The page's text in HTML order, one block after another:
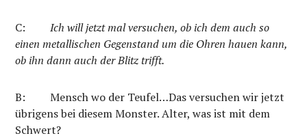
C:
Ich will jetzt mal versuchen, ob ich dem auch so
einen metallischen Gegenstand um die Ohren hauen kann,
ob ihn dann auch der Blitz trifft.
B: Mensch wo der Teufel…Das versuchen wir jetzt
übrigens bei diesem Monster. Alter, was ist mit dem
Schwert?